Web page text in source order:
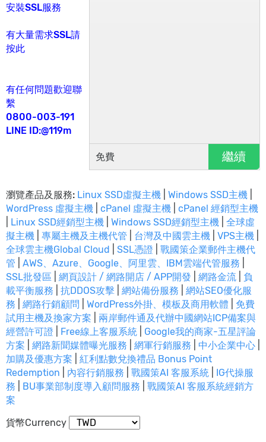
安裝SSL服務
有大量需求SSL請
按此
有任何問題歡迎聯
繫
0800-003-191
LINE ID:@119m
免費 繼續
瀏覽產品及服務: Linux SSD虛擬主機 Windows SSD主機
WordPress 虛擬主機
cPanel 虛擬主機
cPanel 經銷型主機
Linux SSD經銷型主機 Windows SSD經銷型主機
全球虛
擬主機
專屬主機及主機代管 台灣及中國雲主機 VPS主機
全球雲主機Global Cloud
SSL憑證
戰國策企業郵件主機代
管
AWS、Azure、Google、阿里雲、IBM雲端代管服務
SSL批發區
網頁設計 / 網路開店 / APP開發 網路金流
負
載平衡服務
抗DDOS攻擊 網站備份服務
網站SEO優化服
務
網路行銷顧問 WordPress外掛、模板及商用軟體
免費
試用主機及換家方案
兩岸郵件通及代辦中國網站ICP備案與
經營許可證
Free線上客服系統
Google我的商家-五星評論
方案
網路新聞媒體曝光服務 網軍行銷服務 中小企業中心
加購及優惠方案
紅利點數兌換禮品 Bonus Point
Redemption
內容行銷服務 戰國策AI 客服系統
IG代操服
務
BU事業部制度導入顧問服務
戰國策AI 客服系統經銷方
案
貨幣Currency